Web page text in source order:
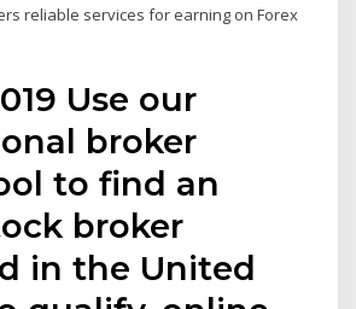
reliable services for earning on Forex
Use our
broker
to find an
broker
in the United